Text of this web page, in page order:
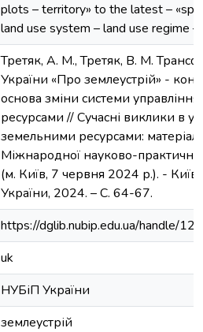
plots – territory» to the latest –
land use system – land use regime –
Третяк, А. М., Третяк, В. М.
України «Про землеустрій» -
основа зміни системи
ресурсами // Сучасні виклики в
земельними ресурсами:
Міжнародної науково-
(м. Київ, 7 червня 2024 р.). -
України, 2024. – С. 64-67.
https://dglib.nubip.edu.ua/handle/
uk
НУБіП України
землеустрій